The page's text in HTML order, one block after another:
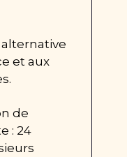
et aux
de
: 24